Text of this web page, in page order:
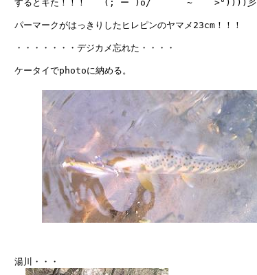
するとキた！！！　　(;`ー´)o/￣￣￣￣~    >°))))彡
パーマークがはっきりしたヒレピンのヤマメ23cm！！！
・・・・・・・デジカメ忘れた・・・・
ケータイでphotoに納める。
湯川・・・